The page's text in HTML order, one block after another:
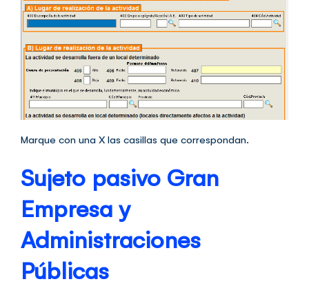
Marque con una X las casillas que correspondan.
Sujeto pasivo Gran
Empresa y
Administraciones
Públicas